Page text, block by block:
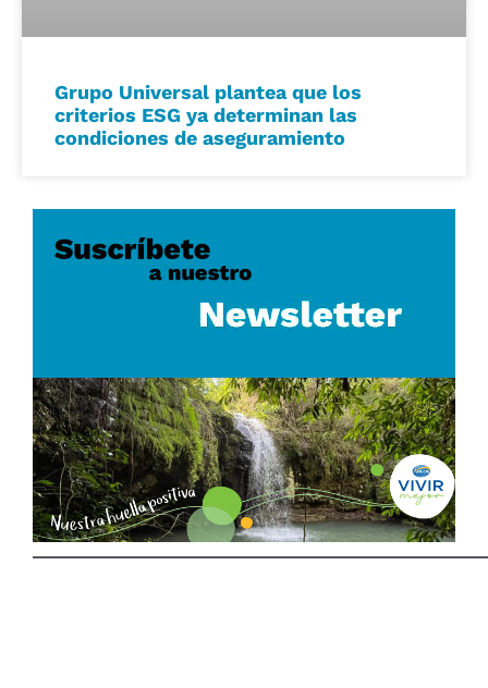
Grupo Universal plantea que los
criterios ESG ya determinan las
condiciones de aseguramiento